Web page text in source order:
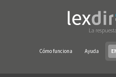
La
Cómo funciona Ayuda